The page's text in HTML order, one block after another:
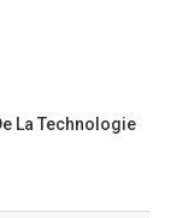
La Technologie